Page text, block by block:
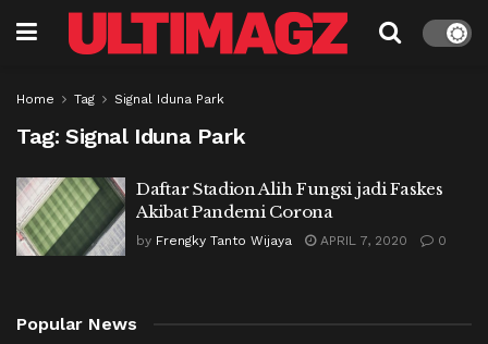
Home Tag Signal Iduna Park
Tag: Signal Iduna Park
Daftar Stadion Alih Fungsi jadi Faskes
Akibat Pandemi Corona
by Frengky Tanto Wijaya APRIL 7, 2020 0
Popular News